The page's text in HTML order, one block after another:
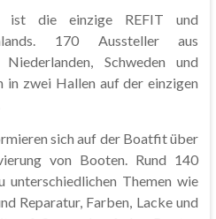
die einzige REFIT und
170 Aussteller aus
Schweden und
in zwei Hallen auf der einzigen
sich auf der Boatfit über
von Booten. Rund 140
unterschiedlichen Themen wie
Reparatur, Farben, Lacke und